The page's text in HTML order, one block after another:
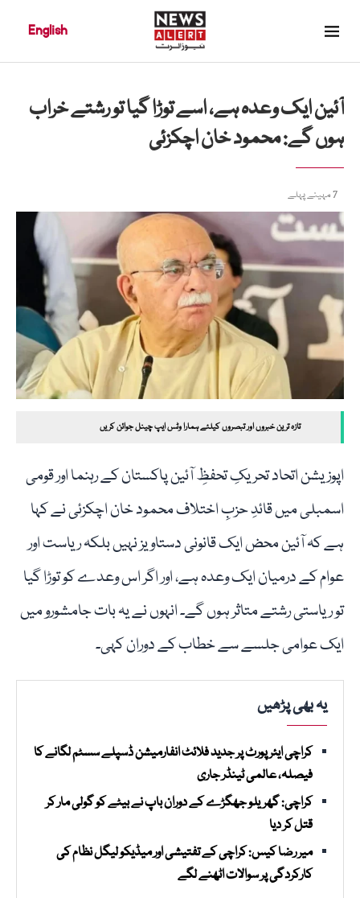
English
آئین ایک وعدہ ہے، اسے توڑا گیا تو رشتے خراب
ہوں گے: محمود خان اچکزئی
7 مہینے پہلے
تازہ ترین خبروں اور تبصروں کیلئے ہمارا وٹس ایپ چینل جوائن کریں
اپوزیشن اتحاد تحریکِ تحفظِ آئین پاکستان کے رہنما اور قومی
اسمبلی میں قائدِ حزبِ اختلاف محمود خان اچکزئی نے کہا
ہے کہ آئین محض ایک قانونی دستاویز نہیں بلکہ ریاست اور
عوام کے درمیان ایک وعدہ ہے، اور اگر اس وعدے کو توڑا گیا
تو ریاستی رشتے متاثر ہوں گے۔ انہوں نے یہ بات جامشورو میں
ایک عوامی جلسے سے خطاب کے دوران کہی۔
یہ بھی پڑھیں
کراچی ایئرپورٹ پر جدید فلائٹ انفارمیشن ڈسپلے سسٹم لگانے کا
فیصلہ، عالمی ٹینڈر جاری
کراچی: گھریلو جھگڑے کے دوران باپ نے بیٹے کو گولی مار کر
قتل کر دیا
میر رضا کیس: کراچی کے تفتیشی اور میڈیکو لیگل نظام کی
کارکردگی پر سوالات اٹھنے لگے